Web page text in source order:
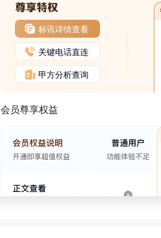
标讯详情查看
关键电话直连
甲方分析查询
会员尊享权益